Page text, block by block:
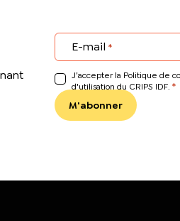
E-mail *
J’accepter la Politique de
d'utilisation du CRIPS IDF. *